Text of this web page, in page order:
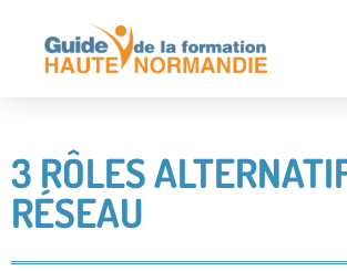
3 RÔLES
RÉSEAU